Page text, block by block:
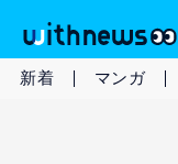
新着 マンガ